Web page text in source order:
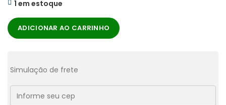
1 em estoque
ADICIONAR AO CARRINHO
Simulação de frete